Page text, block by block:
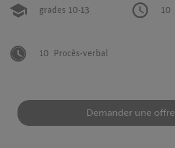
grades 10-13 10
10 Procès-verbal
Demander une offre